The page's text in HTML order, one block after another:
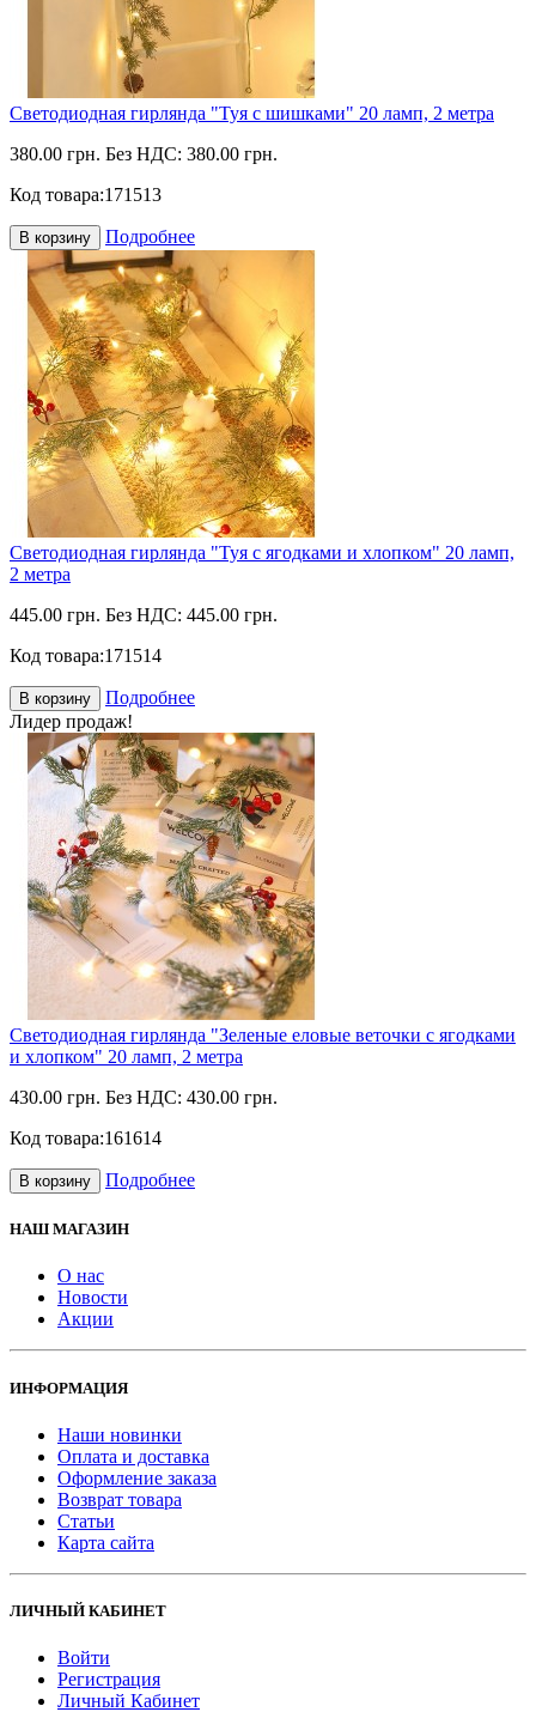
Светодиодная гирлянда "Туя с шишками" 20 ламп, 2 метра
380.00 грн. Без НДС: 380.00 грн.
Код товара:171513
В корзину Подробнее
Светодиодная гирлянда "Туя с ягодками и хлопком" 20 ламп,
2 метра
445.00 грн. Без НДС: 445.00 грн.
Код товара:171514
В корзину
Подробнее
Лидер продаж!
Светодиодная гирлянда "Зеленые еловые веточки с ягодками
и хлопком" 20 ламп, 2 метра
430.00 грн. Без НДС: 430.00 грн.
Код товара:161614
В корзину Подробнее
НАШ МАГАЗИН
О нас
Новости
Акции
ИНФОРМАЦИЯ
Наши новинки
Оплата и доставка
Оформление заказа
Возврат товара
Статьи
Карта сайта
ЛИЧНЫЙ КАБИНЕТ
Войти
Регистрация
Личный Кабинет